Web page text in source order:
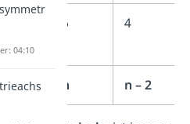
6 4
n n – 2
04:10